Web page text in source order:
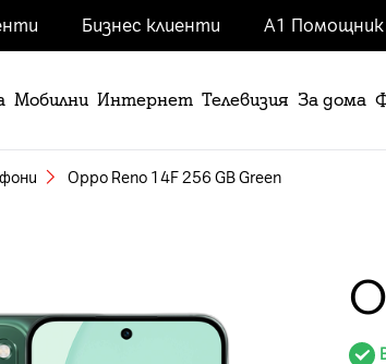
Бизнес клиенти А1 Помощник
Мобилни Интернет Телевизия За дома
Oppo Reno 14F 256 GB Green